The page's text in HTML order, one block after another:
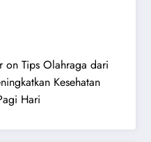
onTips Olahraga dari
Kesehatan
Hari